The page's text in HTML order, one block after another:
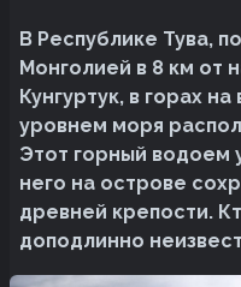
В Республике Тува,
Монголией в 8 км от
Кунгуртук, в горах
уровнем моря
Этот горный водоем
него на острове
древней крепости.
доподлинно